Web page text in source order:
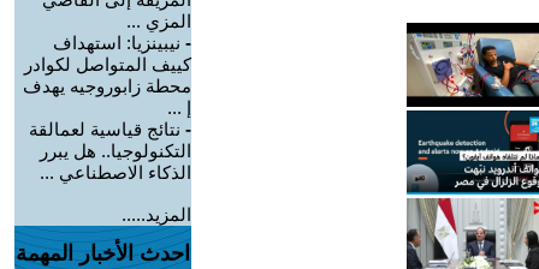
المزي ...
- نيبينزيا: استهداف
كييف المتواصل لكوادر
محطة زابوروجيه يهدف
إ ...
- نتائج قياسية لعمالقة
التكنولوجيا.. هل يبرر
الذكاء الاصطناعي ...
المزيد.....
احدث الأخبار المهمة